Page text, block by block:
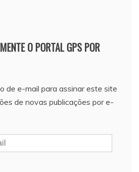
O PORTAL GPS POR
de e-mail para assinar este site
de novas publicações por e-